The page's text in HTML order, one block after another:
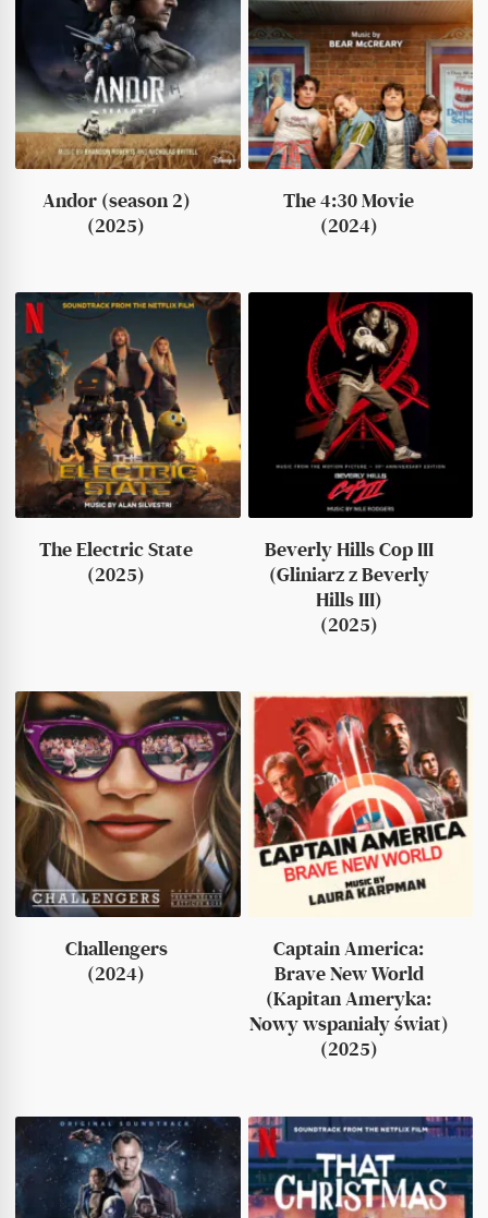
Andor (season 2)
(2025)
The 4:30 Movie
(2024)
The Electric State
(2025)
Beverly Hills Cop III
(Gliniarz z Beverly
Hills III)
(2025)
Challengers
(2024)
Captain America:
Brave New World
(Kapitan Ameryka:
Nowy wspaniały świat)
(2025)